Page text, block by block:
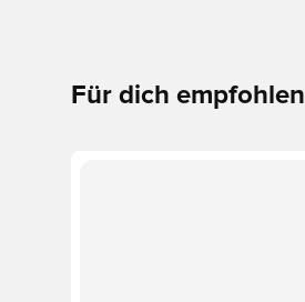
Für dich empfohlen